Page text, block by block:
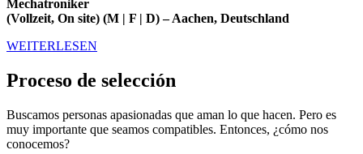
Mechatroniker
(Vollzeit, On site) (M | F | D) – Aachen, Deutschland
WEITERLESEN
Proceso de selección
Buscamos personas apasionadas que aman lo que hacen. Pero es
muy importante que seamos compatibles. Entonces, ¿cómo nos
conocemos?